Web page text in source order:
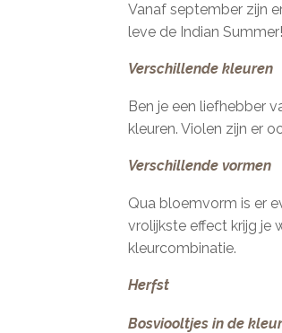
Vanaf september zijn
leve de Indian Summer!
Verschillende kleuren
Ben je een liefhebber
kleuren. Violen zijn er
Verschillende vormen
Qua bloemvorm is er
vrolijkste effect krijg je
kleurcombinatie.
Herfst
Bosviooltjes in de